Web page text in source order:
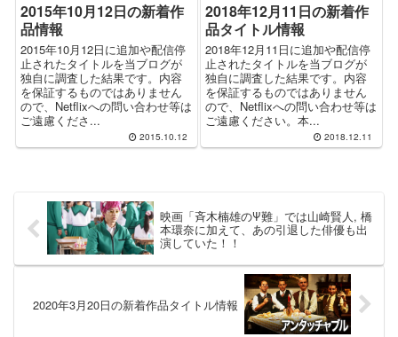
2015年10月12日の新着作
品情報
2015年10月12日に追加や配信停
止されたタイトルを当ブログが
独自に調査した結果です。内容
を保証するものではありません
ので、Netflixへの問い合わせ等は
ご遠慮くださ...
2015.10.12
2018年12月11日の新着作
品タイトル情報
2018年12月11日に追加や配信停
止されたタイトルを当ブログが
独自に調査した結果です。内容
を保証するものではありません
ので、Netflixへの問い合わせ等は
ご遠慮ください。本...
2018.12.11
映画「斉木楠雄のΨ難」では山崎賢人, 橋
本環奈に加えて、あの引退した俳優も出
演していた！！
2020年3月20日の新着作品タイトル情報